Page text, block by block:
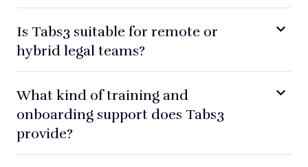
Is Tabs3 suitable for remote or
hybrid legal teams?
What kind of training and
onboarding support does Tabs3
provide?